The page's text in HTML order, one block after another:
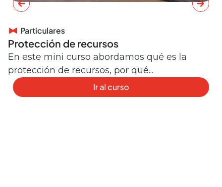
Particulares
Protección de recursos
En este mini curso abordamos qué es la
protección de recursos, por qué...
Ir al curso